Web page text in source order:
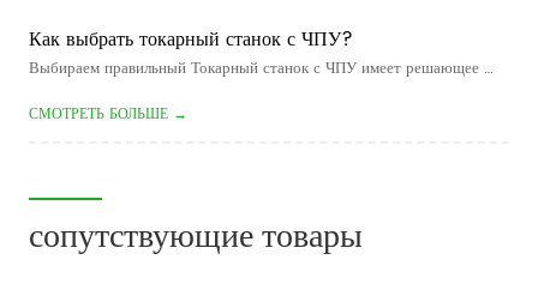
самых эф...
Как выбрать токарный станок с ЧПУ?
Выбираем правильный Токарный станок с ЧПУ имеет решающее
производственных затрат и обеспечения стабильного качества
СМОТРЕТЬ БОЛЬШЕ →
сопутствующие товары